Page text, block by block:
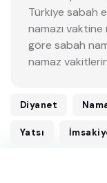
Türkiye sabah
namazı
göre sabah
namaz
Diyanet
Yatsı